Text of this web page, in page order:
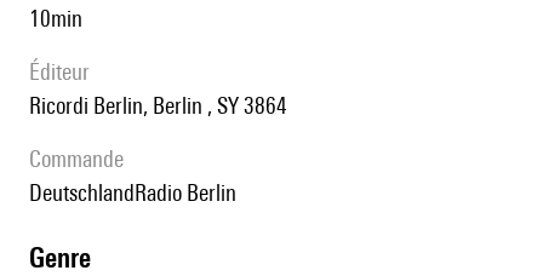
10min
éditeur
Ricordi Berlin, Berlin , SY 3864
Commande
DeutschlandRadio Berlin
genre